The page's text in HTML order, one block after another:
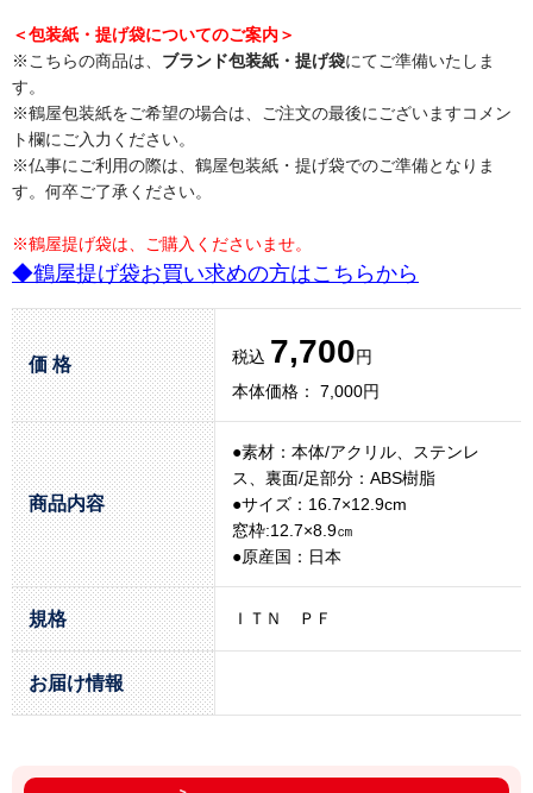
＜包装紙・提げ袋についてのご案内＞
※こちらの商品は、 ブランド包装紙・提げ袋にてご準備いたしま
す。
※鶴屋包装紙をご希望の場合は、ご注文の最後にございますコメン
ト欄にご入力ください。
※仏事にご利用の際は、鶴屋包装紙・提げ袋でのご準備となりま
す。何卒ご了承ください。
※鶴屋提げ袋は、ご購入くださいませ。
◆鶴屋提げ袋お買い求めの方はこちらから
価 格 税込 7,700円
本体価格： 7,000円
商品内容
●素材：本体/アクリル、ステンレ
ス、裏面/足部分：ABS樹脂
●サイズ：16.7×12.9cm
窓枠:12.7×8.9㎝
●原産国：日本
規格 ＩＴＮ ＰＦ
お届け情報